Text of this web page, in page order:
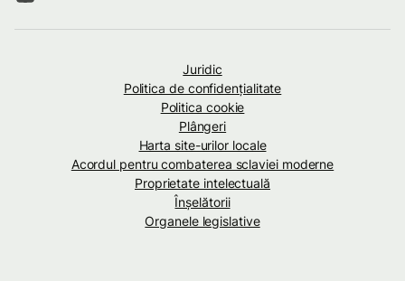
Juridic
Politica de confidenţialitate
Politica cookie
Plângeri
Harta site-urilor locale
Acordul pentru combaterea sclaviei moderne
Proprietate intelectuală
Înșelătorii
Organele legislative